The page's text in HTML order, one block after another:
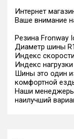
Интернет
Ваше внимание
Резина Fronway
Диаметр шины
Индекс
Индекс
Шины это один
комфортной
Наши менеджеры
наилучший